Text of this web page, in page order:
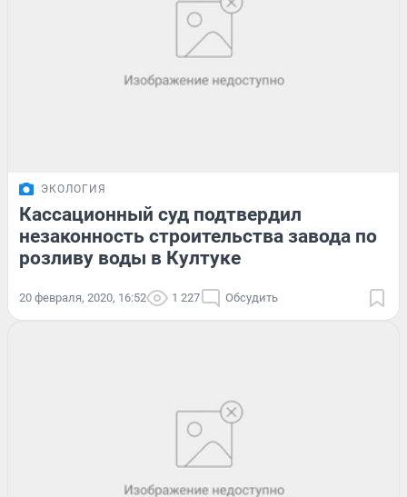
ЭКОЛОГИЯ
Кассационный суд подтвердил
незаконность строительства завода по
розливу воды в Култуке
20 февраля, 2020, 16:52 1 227 Обсудить